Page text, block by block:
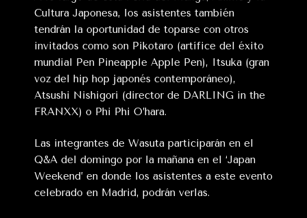
Cultura Japonesa, los asistentes también
tendrán la oportunidad de toparse con otros
invitados como son Pikotaro (artífice del éxito
mundial Pen Pineapple Apple Pen), Itsuka (gran
voz del hip hop japonés contemporáneo),
Atsushi Nishigori (director de DARLING in the
FRANXX) o Phi Phi O’hara.
Las integrantes de Wasuta participarán en el
Q&A del domingo por la mañana en el ‘Japan
Weekend’ en donde los asistentes a este evento
celebrado en Madrid, podrán verlas.